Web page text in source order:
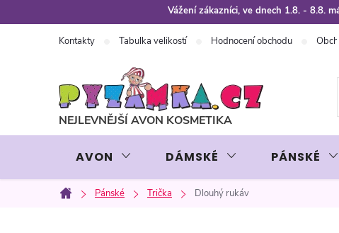
na
Vážení zákazníci, ve dnech 1.8. - 8.8.
Kontakty Tabulka velikostí Hodnocení obchodu
AVON DÁMSKÉ PÁNSKÉ
Domů
Pánské Trička Dlouhý rukáv